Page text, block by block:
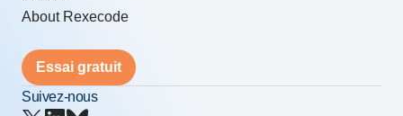
About Rexecode
Essai gratuit
Suivez-nous